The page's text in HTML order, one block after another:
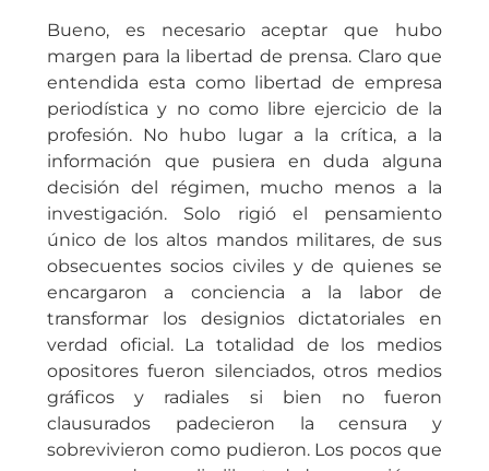
Bueno, es necesario aceptar que hubo
margen para la libertad de prensa. Claro que
entendida esta como libertad de empresa
periodística y no como libre ejercicio de la
profesión. No hubo lugar a la crítica, a la
información que pusiera en duda alguna
decisión del régimen, mucho menos a la
investigación. Solo rigió el pensamiento
único de los altos mandos militares, de sus
obsecuentes socios civiles y de quienes se
encargaron a conciencia a la labor de
transformar los designios dictatoriales en
verdad oficial. La totalidad de los medios
opositores fueron silenciados, otros medios
gráficos y radiales si bien no fueron
clausurados padecieron la censura y
sobrevivieron como pudieron. Los pocos que